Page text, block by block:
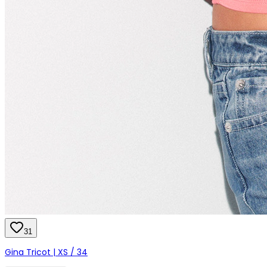
31
Gina Tricot | XS / 34